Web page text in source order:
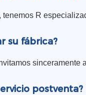
tenemos R
su fábrica?
sinceramente
postventa?